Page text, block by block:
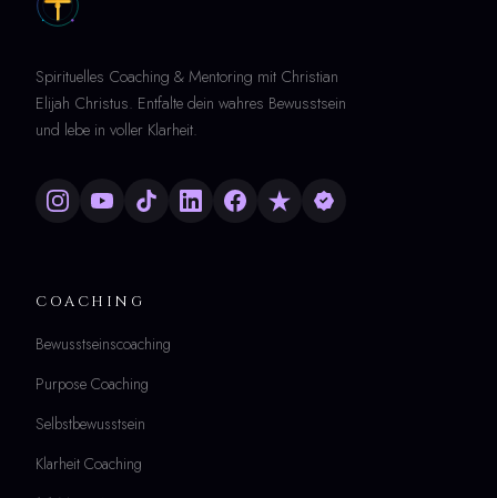
Spirituelles Coaching & Mentoring mit Christian
Elijah Christus. Entfalte dein wahres Bewusstsein
und lebe in voller Klarheit.
COACHING
Bewusstseinscoaching
Purpose Coaching
Selbstbewusstsein
Klarheit Coaching